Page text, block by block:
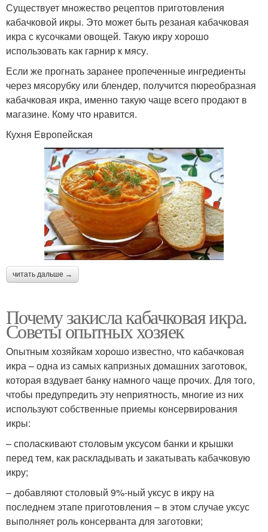
Существует множество рецептов приготовления
кабачковой икры. Это может быть резаная кабачковая
икра с кусочками овощей. Такую икру хорошо
использовать как гарнир к мясу.
Если же прогнать заранее пропеченные ингредиенты
через мясорубку или блендер, получится пюреобразная
кабачковая икра, именно такую чаще всего продают в
магазине. Кому что нравится.
Кухня Европейская
читать дальше →
Почему закисла кабачковая икра.
Советы опытных хозяек
Опытным хозяйкам хорошо известно, что кабачковая
икра – одна из самых капризных домашних заготовок,
которая вздувает банку намного чаще прочих. Для того,
чтобы предупредить эту неприятность, многие из них
используют собственные приемы консервирования
икры:
– споласкивают столовым уксусом банки и крышки
перед тем, как раскладывать и закатывать кабачковую
икру;
– добавляют столовый 9%-ный уксус в икру на
последнем этапе приготовления – в этом случае уксус
выполняет роль консерванта для заготовки;